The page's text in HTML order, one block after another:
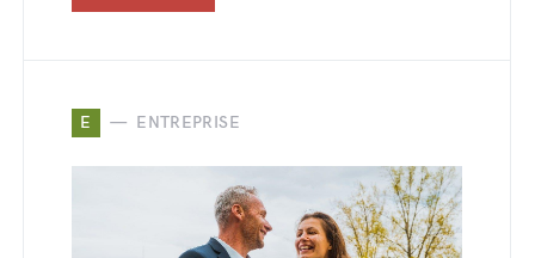
E ENTREPRISE